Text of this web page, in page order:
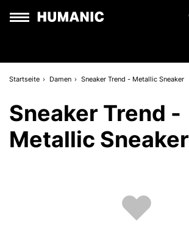
Startseite Damen Sneaker Trend - Metallic Sneaker
Sneaker Trend -
Metallic Sneaker